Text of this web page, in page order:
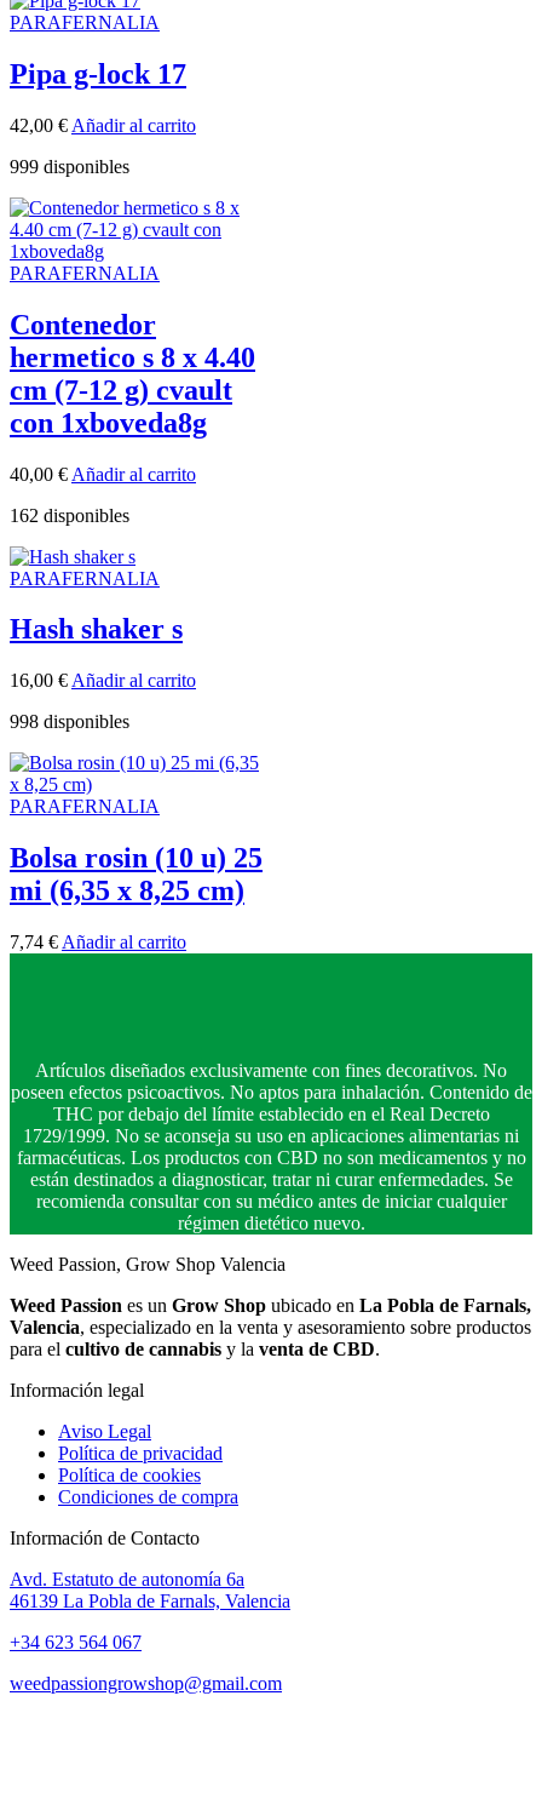
PARAFERNALIA
Pipa g-lock 17
42,00 € Añadir al carrito
999 disponibles
PARAFERNALIA
Contenedor
hermetico s 8 x 4.40
cm (7-12 g) cvault
con 1xboveda8g
40,00 € Añadir al carrito
162 disponibles
PARAFERNALIA
Hash shaker s
16,00 € Añadir al carrito
998 disponibles
PARAFERNALIA
Bolsa rosin (10 u) 25
mi (6,35 x 8,25 cm)
7,74 € Añadir al carrito
Artículos diseñados exclusivamente con fines decorativos. No
poseen efectos psicoactivos. No aptos para inhalación. Contenido de
THC por debajo del límite establecido en el Real Decreto
1729/1999. No se aconseja su uso en aplicaciones alimentarias ni
farmacéuticas. Los productos con CBD no son medicamentos y no
están destinados a diagnosticar, tratar ni curar enfermedades. Se
recomienda consultar con su médico antes de iniciar cualquier
régimen dietético nuevo.
Weed Passion, Grow Shop Valencia
Weed Passion es un Grow Shop ubicado en La Pobla de Farnals,
Valencia, especializado en la venta y asesoramiento sobre productos
para el cultivo de cannabis y la venta de CBD.
Información legal
Aviso Legal
Política de privacidad
Política de cookies
Condiciones de compra
Información de Contacto
Avd. Estatuto de autonomía 6a
46139 La Pobla de Farnals, Valencia
+34 623 564 067
weedpassiongrowshop@gmail.com